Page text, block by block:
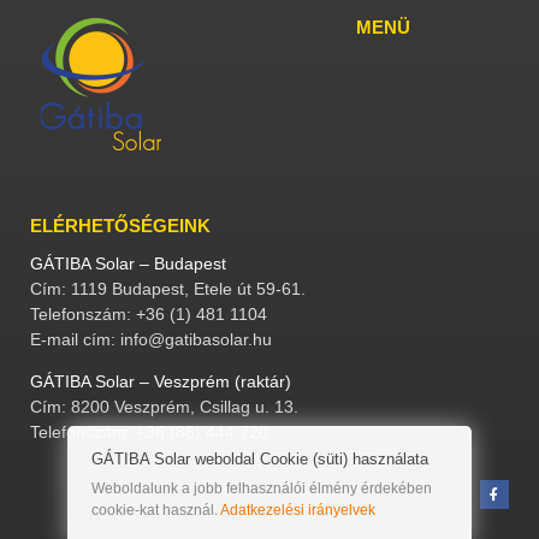
MENÜ
ELÉRHETŐSÉGEINK
GÁTIBA Solar – Budapest
Cím: 1119 Budapest, Etele út 59-61.
Telefonszám: +36 (1) 481 1104
E-mail cím: info@gatibasolar.hu
GÁTIBA Solar – Veszprém (raktár)
Cím: 8200 Veszprém, Csillag u. 13.
Telefonszám: +36 (88) 444 720
GÁTIBA Solar weboldal Cookie (süti) használata
Weboldalunk a jobb felhasználói élmény érdekében
cookie-kat használ.Adatkezelési irányelvek